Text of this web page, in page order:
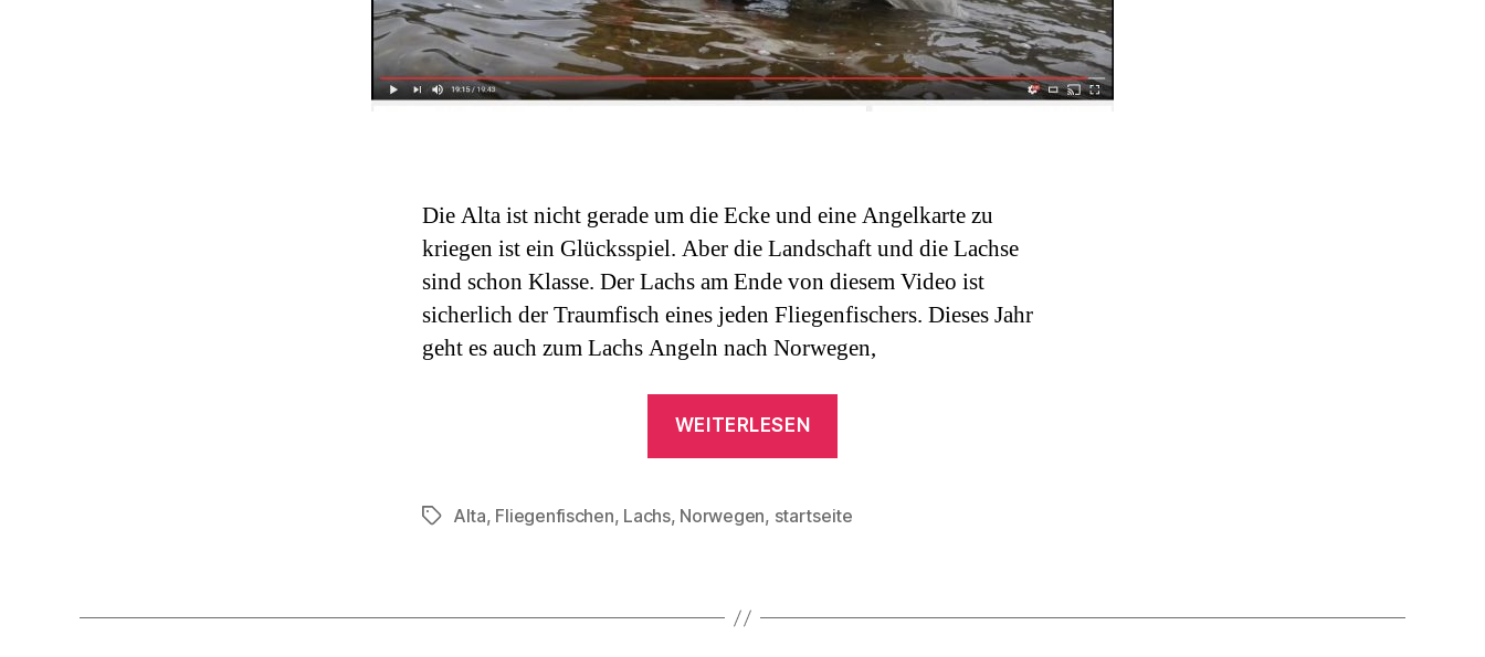
Die Alta ist nicht gerade um die Ecke und eine Angelkarte zu
kriegen ist ein Glücksspiel. Aber die Landschaft und die Lachse
sind schon Klasse. Der Lachs am Ende von diesem Video ist
sicherlich der Traumfisch eines jeden Fliegenfischers. Dieses Jahr
geht es auch zum Lachs Angeln nach Norwegen,
WEITERLESEN
der
Schlagwörter
Alta, Fliegenfischen, Lachs, Norwegen, startseite